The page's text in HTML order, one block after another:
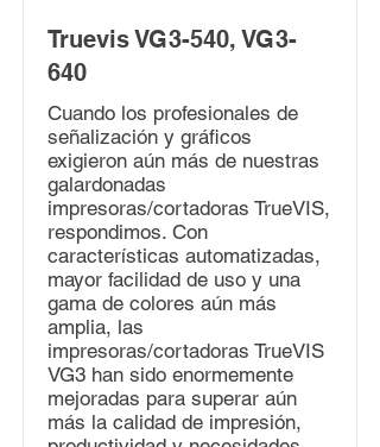
Truevis VG3-540, VG3-
640
Cuando los profesionales de
señalización y gráficos
exigieron aún más de nuestras
galardonadas
impresoras/cortadoras TrueVIS,
respondimos. Con
características automatizadas,
mayor facilidad de uso y una
gama de colores aún más
amplia, las
impresoras/cortadoras TrueVIS
VG3 han sido enormemente
mejoradas para superar aún
más la calidad de impresión,